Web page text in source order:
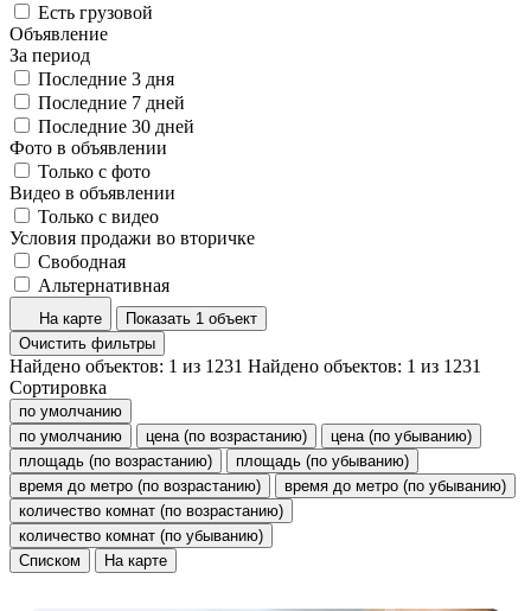
Есть грузовой
Объявление
За период
Последние 3 дня
Последние 7 дней
Последние 30 дней
Фото в объявлении
Только с фото
Видео в объявлении
Только с видео
Условия продажи во вторичке
Свободная
Альтернативная
На карте
Показать 1 объект
Очистить фильтры
Найдено объектов: 1 из 1231 Найдено объектов: 1 из 1231
Сортировка
по умолчанию
по умолчанию
цена (по возрастанию)
цена (по убыванию)
площадь (по возрастанию)
площадь (по убыванию)
время до метро (по возрастанию)
время до метро (по убыванию)
количество комнат (по возрастанию)
количество комнат (по убыванию)
Списком
На карте